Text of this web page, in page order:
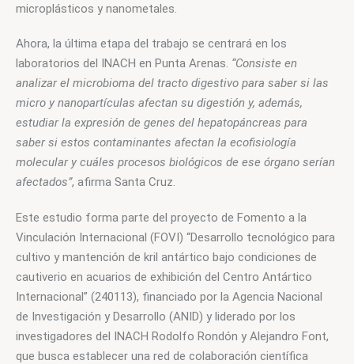
microplásticos y nanometales.
Ahora, la última etapa del trabajo se centrará en los
laboratorios del INACH en Punta Arenas. “Consiste en
analizar el microbioma del tracto digestivo para saber si las
micro y nanopartículas afectan su digestión y, además,
estudiar la expresión de genes del hepatopáncreas para
saber si estos contaminantes afectan la ecofisiología
molecular y cuáles procesos biológicos de ese órgano serían
afectados”, afirma Santa Cruz.
Este estudio forma parte del proyecto de Fomento a la
Vinculación Internacional (FOVI) “Desarrollo tecnológico para
cultivo y mantención de kril antártico bajo condiciones de
cautiverio en acuarios de exhibición del Centro Antártico
Internacional” (240113), financiado por la Agencia Nacional
de Investigación y Desarrollo (ANID) y liderado por los
investigadores del INACH Rodolfo Rondón y Alejandro Font,
que busca establecer una red de colaboración científica